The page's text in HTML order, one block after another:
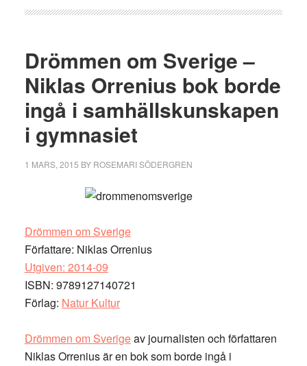
Drömmen om Sverige –
Niklas Orrenius bok borde
ingå i samhällskunskapen
i gymnasiet
1 MARS, 2015 BY ROSEMARI SÖDERGREN
Drömmen om Sverige
Författare: Niklas Orrenius
Utgiven: 2014-09
ISBN: 9789127140721
Förlag: Natur Kultur
Drömmen om Sverigeav journalisten och författaren
Niklas Orrenius är en bok som borde ingå i